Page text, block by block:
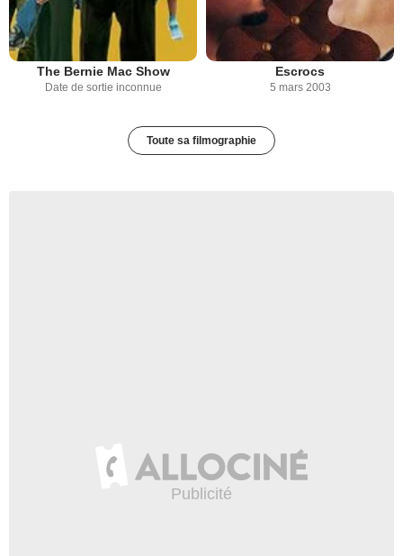
The Bernie Mac Show
Date de sortie inconnue
Escrocs
5 mars 2003
Toute sa filmographie